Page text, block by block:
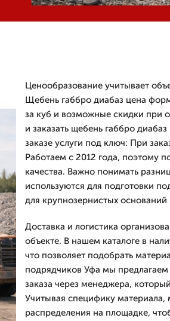
Ценообразование учитывает
Щебень габбро диабаз цена
за куб и возможные скидки при
и заказать щебень габбро
заказе услуги под ключ: При
Работаем с 2012 года, поэтому
качества. Важно понимать
используются для подготовки
для крупнозернистых
Доставка и логистика
объекте. В нашем каталоге в
что позволяет подобрать
подрядчиков Уфа мы
заказа через менеджера,
Учитывая специфику материала,
распределения на площадке,